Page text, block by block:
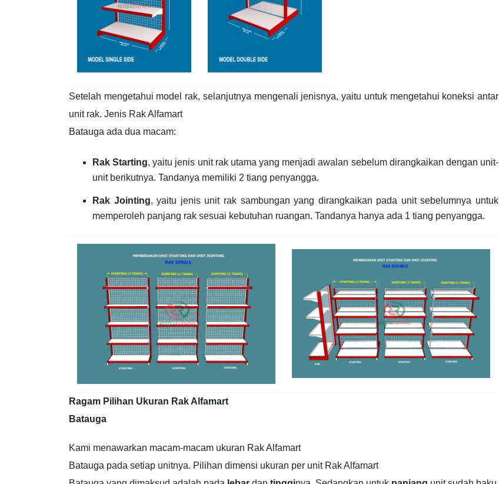
Setelah mengetahui model rak, selanjutnya mengenali jenisnya, yaitu untuk mengetahui koneksi antar
unit rak. Jenis Rak Alfamart
Batauga ada dua macam:
Rak Starting, yaitu jenis unit rak utama yang menjadi awalan sebelum dirangkaikan dengan unit-
unit berikutnya. Tandanya memiliki 2 tiang penyangga.
Rak Jointing, yaitu jenis unit rak sambungan yang dirangkaikan pada unit sebelumnya untuk
memperoleh panjang rak sesuai kebutuhan ruangan. Tandanya hanya ada 1 tiang penyangga.
Ragam Pilihan Ukuran Rak Alfamart
Batauga
Kami menawarkan macam-macam ukuran Rak Alfamart
Batauga pada setiap unitnya. Pilihan dimensi ukuran per unit Rak Alfamart